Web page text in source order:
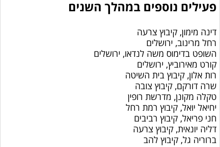
​פעילים נוספים במהלך השנים
דינה מימון, קיבוץ צרעה
רחל מרינוב, ירושלים
השופט בדימוס משה לנדאו, ירושלים
קורט מאירוביץ, ירושלים
רות אלון, קיבוץ בית השיטה
שרה דורקם, קיבוץ צובה
טקלה מקונן, מדרשת רופין
יחיאל יואל, קיבוץ רמת רחל
חני פריאל, קיבוץ רביבים
דליה יונאית, קיבוץ צרעה
ברוריה גל, קיבוץ להב